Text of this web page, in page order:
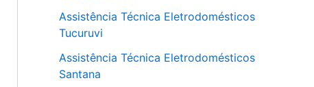
Assistência Técnica Eletrodomésticos
Tucuruvi
Assistência Técnica Eletrodomésticos
Santana